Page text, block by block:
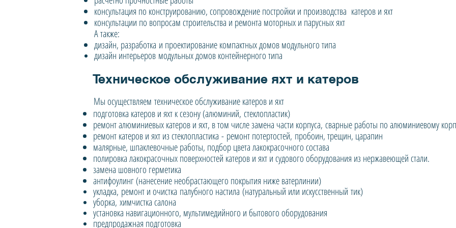
консультация по конструированию, сопровождение постройки и производства катеров и яхт
консультации по вопросам строительства и ремонта моторных и парусных яхт
А также:
дизайн, разработка и проектирование компактных домов модульного типа
дизайн интерьеров модульных домов контейнерного типа
Техническое обслуживание яхт и катеров
Мы осуществляем техническое обслуживание катеров и яхт
подготовка катеров и яхт к сезону (алюминий, стеклопластик)
ремонт алюминиевых катеров и яхт, в том числе замена части корпуса, сварные работы по алюминиевому
ремонт катеров и яхт из стеклопластика - ремонт потертостей, пробоин, трещин, царапин
малярные, шпаклевочные работы, подбор цвета лакокрасочного состава
полировка лакокрасочных поверхностей катеров и яхт и судового оборудования из нержавеющей стали.
замена шовного герметика
антифоулинг (нанесение необрастающего покрытия ниже ватерлинии)
укладка, ремонт и очистка палубного настила (натуральный или искусственный тик)
уборка, химчистка салона
установка навигационного, мультимедийного и бытового оборудования
предпродажная подготовка